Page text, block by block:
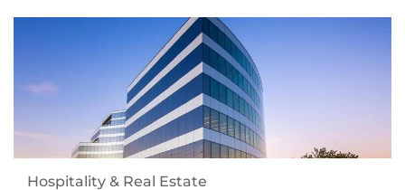
Hospitality & Real Estate